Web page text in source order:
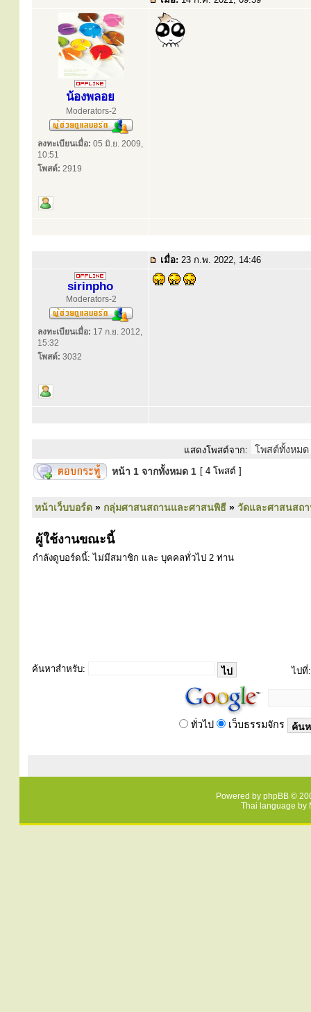
น้องพลอย
Moderators-2
ลงทะเบียนเมื่อ: 05 มิ.ย. 2009,
10:51
โพสต์: 2919
เมื่อ: 23 ก.พ. 2022, 14:46
sirinpho
Moderators-2
ลงทะเบียนเมื่อ: 17 ก.ย. 2012,
15:32
โพสต์: 3032
แสดงโพสต์จาก:
หน้า 1 จากทั้งหมด 1 [ 4 โพสต์ ]
หน้าเว็บบอร์ด » กลุ่มศาสนสถานและศาสนพิธี » วัดและศาสนสถ
ผู้ใช้งานขณะนี้
กำลังดูบอร์ดนี้: ไม่มีสมาชิก และ บุคคลทั่วไป 2 ท่าน
ค้นหาสำหรับ: ไปที่:
ทั่วไป เว็บธรรมจักร
Powered by phpBB ©
Thai language by